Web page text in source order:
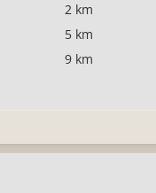
2 km
5 km
9 km